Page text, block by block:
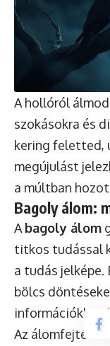
A hollóról
szokásokra és
kering feletted,
megújulást
a múltban
Bagoly álom:
A bagoly álom
titkos tudással
a tudás jelképe.
bölcs
információkhoz
Az álomfejtés